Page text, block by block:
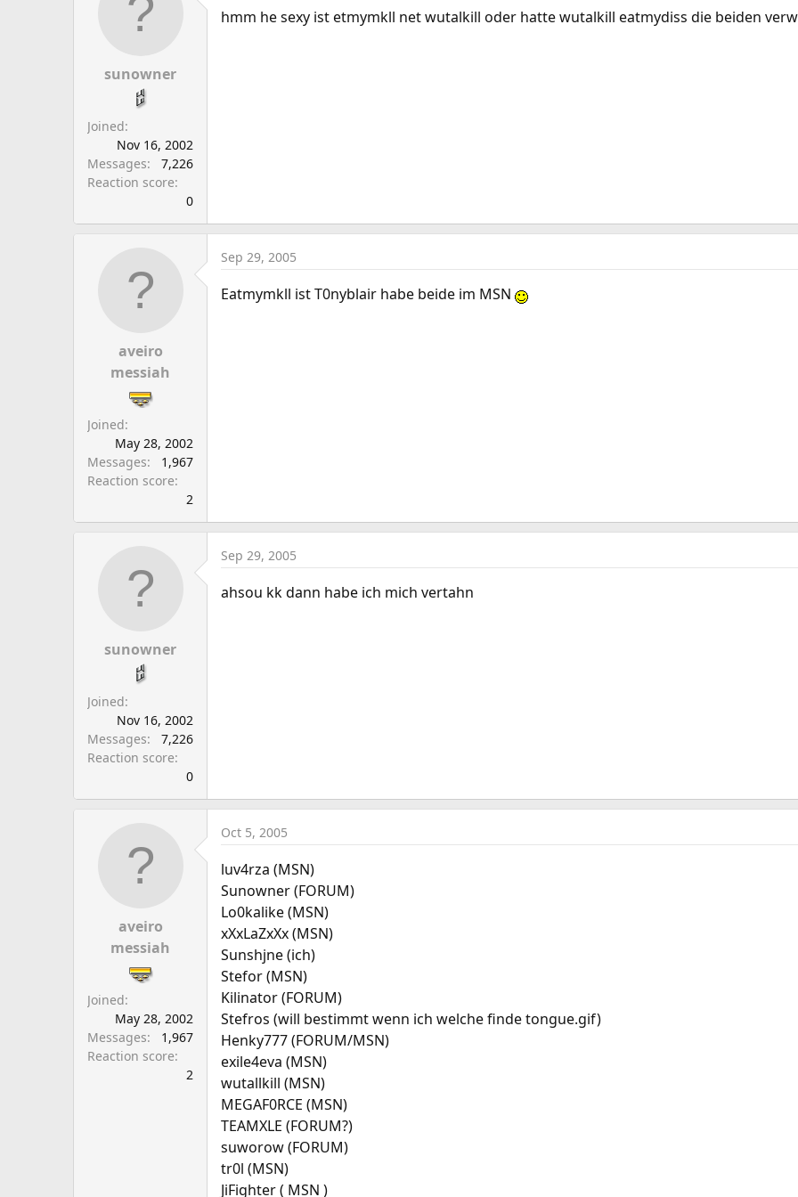
sunowner
Joined
Nov 16, 2002
Messages
7,226
Reaction score
0
hmm he sexy ist etmymkll net wutalkill oder hatte wutalkill eatmydiss die beiden
aveiro
messiah
Joined
May 28, 2002
Messages
1,967
Reaction score
2
Sep 29, 2005
Eatmymkll ist T0nyblair habe beide im MSN
sunowner
Joined
Nov 16, 2002
Messages
7,226
Reaction score
0
Sep 29, 2005
ahsou kk dann habe ich mich vertahn
aveiro
messiah
Joined
May 28, 2002
Messages
1,967
Reaction score
2
Oct 5, 2005
luv4rza (MSN)
Sunowner (FORUM)
Lo0kalike (MSN)
xXxLaZxXx (MSN)
Sunshjne (ich)
Stefor (MSN)
Kilinator (FORUM)
Stefros (will bestimmt wenn ich welche finde tongue.gif)
Henky777 (FORUM/MSN)
exile4eva (MSN)
wutallkill (MSN)
MEGAF0RCE (MSN)
TEAMXLE (FORUM?)
suworow (FORUM)
tr0l (MSN)
JiFighter ( MSN )